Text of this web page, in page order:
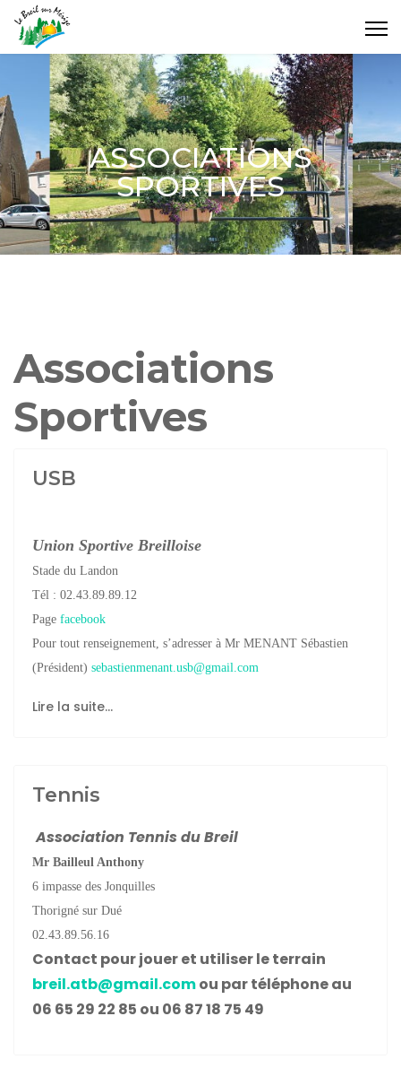
ASSOCIATIONS
SPORTIVES
Associations
Sportives
USB
Union Sportive Breilloise
Stade du Landon
Tél : 02.43.89.89.12
Page facebook
Pour tout renseignement, s’adresser à Mr MENANT Sébastien
(Président) sebastienmenant.usb@gmail.com
Lire la suite...
Tennis
Association Tennis du Breil
Mr Bailleul Anthony
6 impasse des Jonquilles
Thorigné sur Dué
02.43.89.56.16
Contact pour jouer et utiliser le terrain
breil.atb@gmail.comou par téléphone au
06 65 29 22 85 ou 06 87 18 75 49